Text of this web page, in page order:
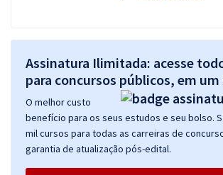
Assinatura Ilimitada: acesse
para concursos públicos, em
O melhor custo
benefício para os seus estudos e seu bolso.
mil cursos para todas as carreiras de
garantia de atualização pós-edital.